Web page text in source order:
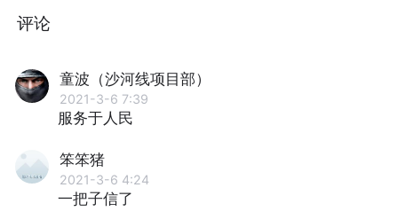
评论
童波（沙河线项目部）
2021-3-6 7:39
服务于人民
笨笨猪
2021-3-6 4:24
一把子信了